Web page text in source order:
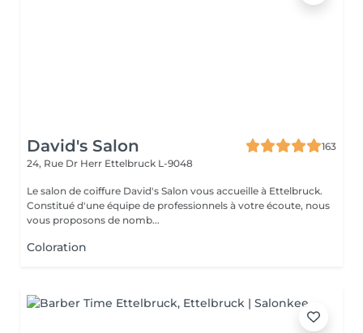
David's Salon
163
24, Rue Dr Herr Ettelbruck L-9048
Le salon de coiffure David's Salon vous accueille à Ettelbruck.
Constitué d'une équipe de professionnels à votre écoute, nous
vous proposons de nomb...
Coloration